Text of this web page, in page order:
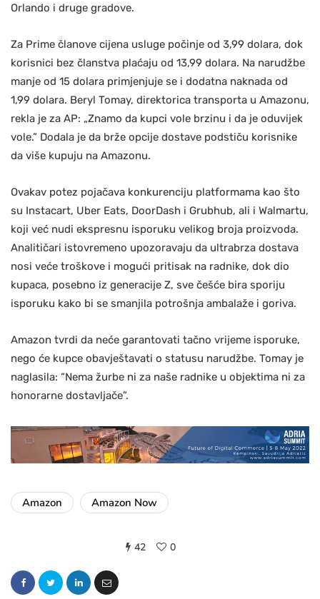
Orlando i druge gradove.
Za Prime članove cijena usluge počinje od 3,99 dolara, dok
korisnici bez članstva plaćaju od 13,99 dolara. Na narudžbe
manje od 15 dolara primjenjuje se i dodatna naknada od
1,99 dolara. Beryl Tomay, direktorica transporta u Amazonu,
rekla je za AP: „Znamo da kupci vole brzinu i da je oduvijek
vole.” Dodala je da brže opcije dostave podstiču korisnike
da više kupuju na Amazonu.
Ovakav potez pojačava konkurenciju platformama kao što
su Instacart, Uber Eats, DoorDash i Grubhub, ali i Walmartu,
koji već nudi ekspresnu isporuku velikog broja proizvoda.
Analitičari istovremeno upozoravaju da ultrabrza dostava
nosi veće troškove i mogući pritisak na radnike, dok dio
kupaca, posebno iz generacije Z, sve češće bira sporiju
isporuku kako bi se smanjila potrošnja ambalaže i goriva.
Amazon tvrdi da neće garantovati tačno vrijeme isporuke,
nego će kupce obavještavati o statusu narudžbe. Tomay je
naglasila: “Nema žurbe ni za naše radnike u objektima ni za
honorarne dostavljače”.
Amazon Amazon Now
42 0